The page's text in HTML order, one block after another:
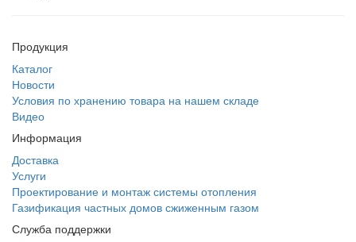
Продукция
Каталог
Новости
Условия по хранению товара на нашем складе
Видео
Информация
Доставка
Услуги
Проектирование и монтаж системы отопления
Газификация частных домов сжиженным газом
Служба поддержки